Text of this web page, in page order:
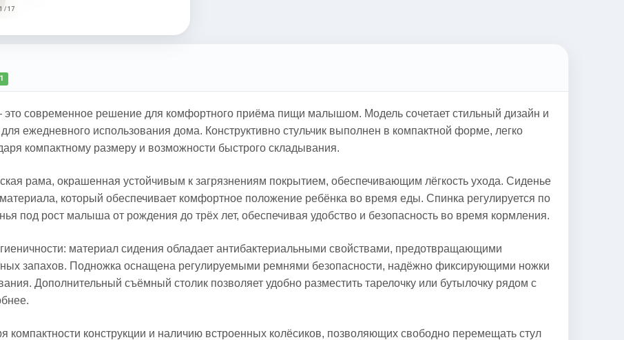
1 / 17
современное решение для комфортного приёма пищи малышом. Модель сочетает стильный дизайн и
ежедневного использования дома. Конструктивно стульчик выполнен в компактной форме, легко
компактному размеру и возможности быстрого складывания.
рама, окрашенная устойчивым к загрязнениям покрытием, обеспечивающим лёгкость ухода. Сиденье
который обеспечивает комфортное положение ребёнка во время еды. Спинка регулируется по
под рост малыша от рождения до трёх лет, обеспечивая удобство и безопасность во время кормления.
материал сидения обладает антибактериальными свойствами, предотвращающими
запахов. Подножка оснащена регулируемыми ремнями безопасности, надёжно фиксирующими ножки
Дополнительный съёмный столик позволяет удобно разместить тарелочку или бутылочку рядом с
компактности конструкции и наличию встроенных колёсиков, позволяющих свободно перемещать стул